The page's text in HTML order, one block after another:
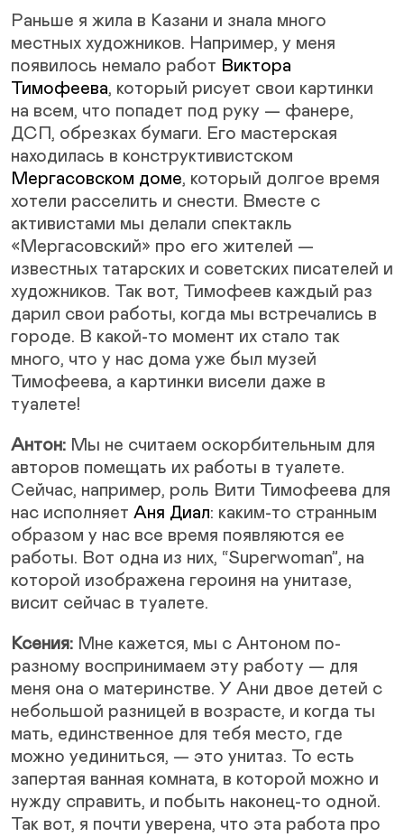
Раньше я жила в Казани и знала много
местных художников. Например, у меня
появилось немало работ Виктора
Тимофеева, который рисует свои картинки
на всем, что попадет под руку — фанере,
ДСП, обрезках бумаги. Его мастерская
находилась в конструктивистском
Мергасовском доме, который долгое время
хотели расселить и снести. Вместе с
активистами мы делали спектакль
«Мергасовский» про его жителей —
известных татарских и советских писателей и
художников. Так вот, Тимофеев каждый раз
дарил свои работы, когда мы встречались в
городе. В какой-то момент их стало так
много, что у нас дома уже был музей
Тимофеева, а картинки висели даже в
туалете!
Антон: Мы не считаем оскорбительным для
авторов помещать их работы в туалете.
Сейчас, например, роль Вити Тимофеева для
нас исполняет Аня Диал: каким-то странным
образом у нас все время появляются ее
работы. Вот одна из них, “Superwoman”, на
которой изображена героиня на унитазе,
висит сейчас в туалете.
Ксения: Мне кажется, мы с Антоном по-
разному воспринимаем эту работу — для
меня она о материнстве. У Ани двое детей с
небольшой разницей в возрасте, и когда ты
мать, единственное для тебя место, где
можно уединиться, — это унитаз. То есть
запертая ванная комната, в которой можно и
нужду справить, и побыть наконец-то одной.
Так вот, я почти уверена, что эта работа про